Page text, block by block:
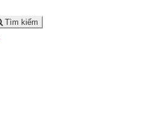
Tìm kiếm